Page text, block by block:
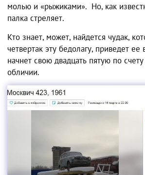
молью и «рыжиками». Но, как
палка стреляет.
Кто знает, может, найдется чудак,
четвертак эту бедолагу, приведет ее
начнет свою двадцать пятую по
обличии.